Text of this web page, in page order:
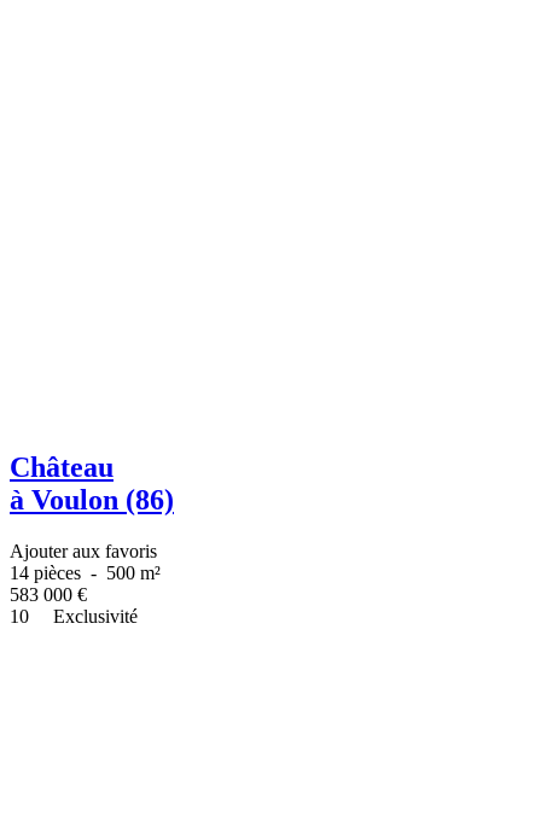
Château
à Voulon (86)
Ajouter aux favoris
14 pièces - 500 m²
583 000 €
10
Exclusivité